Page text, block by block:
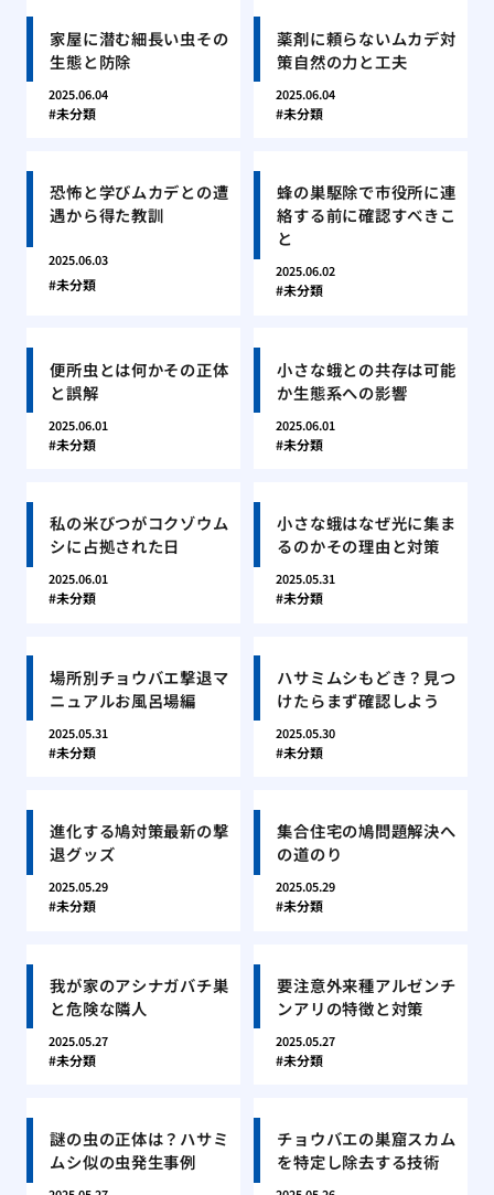
家屋に潜む細長い虫その
生態と防除
2025.06.04
未分類
薬剤に頼らないムカデ対
策自然の力と工夫
2025.06.04
未分類
恐怖と学びムカデとの遭
遇から得た教訓
2025.06.03
未分類
蜂の巣駆除で市役所に連
絡する前に確認すべきこ
と
2025.06.02
未分類
便所虫とは何かその正体
と誤解
2025.06.01
未分類
小さな蛾との共存は可能
か生態系への影響
2025.06.01
未分類
私の米びつがコクゾウム
シに占拠された日
2025.06.01
未分類
小さな蛾はなぜ光に集ま
るのかその理由と対策
2025.05.31
未分類
場所別チョウバエ撃退マ
ニュアルお風呂場編
2025.05.31
未分類
ハサミムシもどき？見つ
けたらまず確認しよう
2025.05.30
未分類
進化する鳩対策最新の撃
退グッズ
2025.05.29
未分類
集合住宅の鳩問題解決へ
の道のり
2025.05.29
未分類
我が家のアシナガバチ巣
と危険な隣人
2025.05.27
未分類
要注意外来種アルゼンチ
ンアリの特徴と対策
2025.05.27
未分類
謎の虫の正体は？ハサミ
ムシ似の虫発生事例
チョウバエの巣窟スカム
を特定し除去する技術